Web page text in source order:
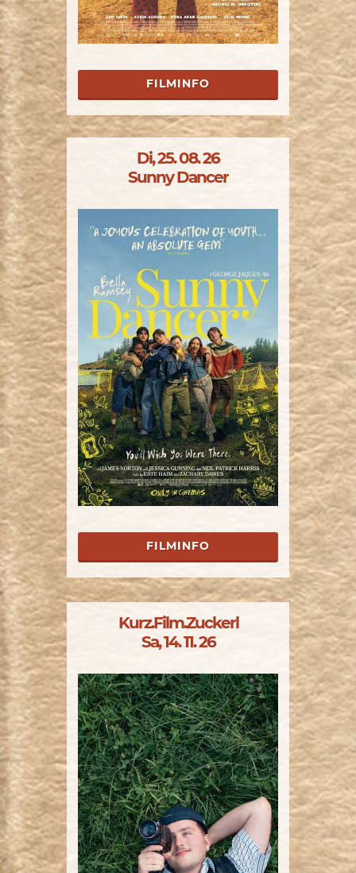
FILMINFO
Di, 25. 08. 26
Sunny Dancer
FILMINFO
Kurz.Film.Zuckerl
Sa, 14. 11. 26